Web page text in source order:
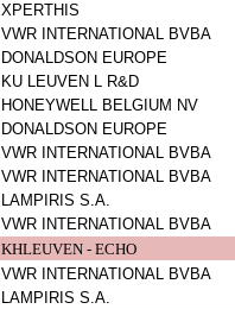
XPERTHIS
VWR INTERNATIONAL BVBA
DONALDSON EUROPE
KU LEUVEN L R&D
HONEYWELL BELGIUM NV
DONALDSON EUROPE
VWR INTERNATIONAL BVBA
VWR INTERNATIONAL BVBA
LAMPIRIS S.A.
VWR INTERNATIONAL BVBA
KHLEUVEN - ECHO
VWR INTERNATIONAL BVBA
LAMPIRIS S.A.